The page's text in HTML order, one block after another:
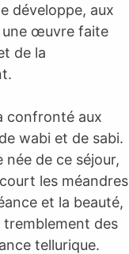
développe, aux
une œuvre faite
de la
confronté aux
wabi et de sabi.
née de ce séjour,
les méandres
et la beauté,
des
tellurique.